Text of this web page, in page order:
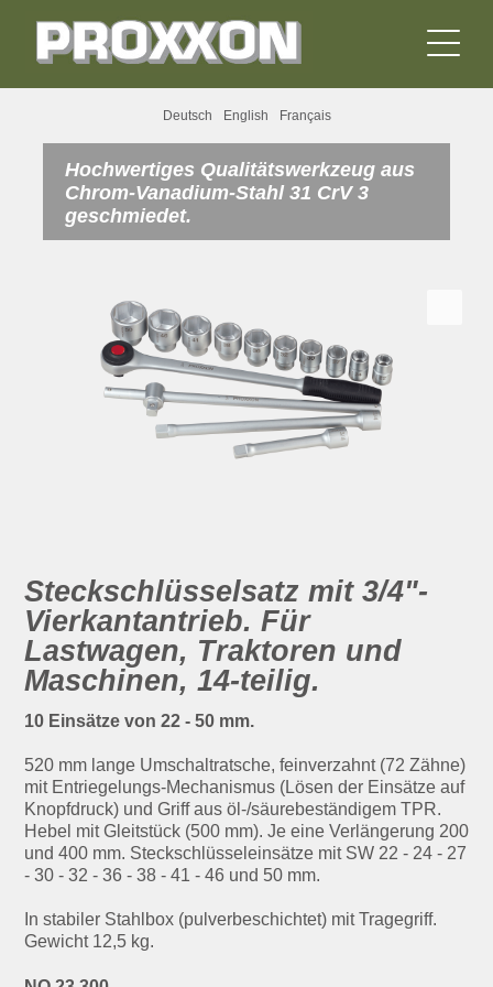
Deutsch English Français
Hochwertiges Qualitätswerkzeug aus
Chrom-Vanadium-Stahl 31 CrV 3
geschmiedet.
Steckschlüsselsatz mit 3/4"-
Vierkantantrieb. Für
Lastwagen, Traktoren und
Maschinen, 14-teilig.
10 Einsätze von 22 - 50 mm.
520 mm lange Umschaltratsche, feinverzahnt (72 Zähne)
mit Entriegelungs-Mechanismus (Lösen der Einsätze auf
Knopfdruck) und Griff aus öl-/­säure­beständigem TPR.
Hebel mit Gleitstück (500 mm). Je eine Verlängerung 200
und 400 mm. Steckschlüsseleinsätze mit SW 22 - 24 - 27
- 30 - 32 - 36 - 38 - 41 - 46 und 50 mm.
In stabiler Stahlbox (pulverbeschichtet) mit Tragegriff.
Gewicht 12,5 kg.